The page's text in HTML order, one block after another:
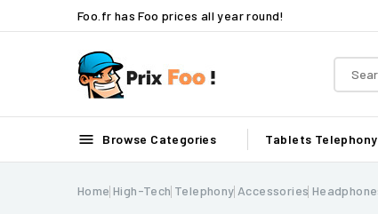
Foo.fr has Foo prices all year round!
 Browse Categories Tablets Telephony
Home High-Tech Telephony Accessories